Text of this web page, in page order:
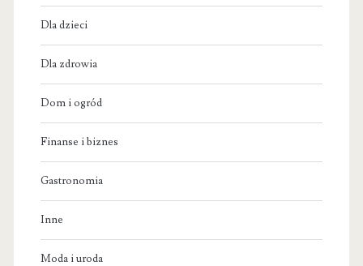
Dla dzieci
Dla zdrowia
Dom i ogród
Finanse i biznes
Gastronomia
Inne
Moda i uroda